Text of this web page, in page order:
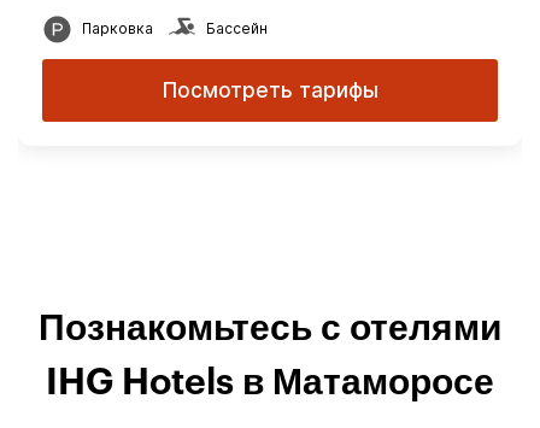
Парковка Бассейн
Посмотреть тарифы
Познакомьтесь с отелями
IHG Hotels в Матаморосе